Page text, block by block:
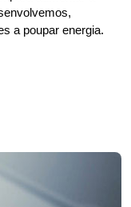
a poupar energia.